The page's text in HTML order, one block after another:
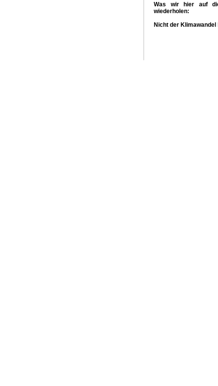
Was wir hier auf
wiederholen:
Nicht der